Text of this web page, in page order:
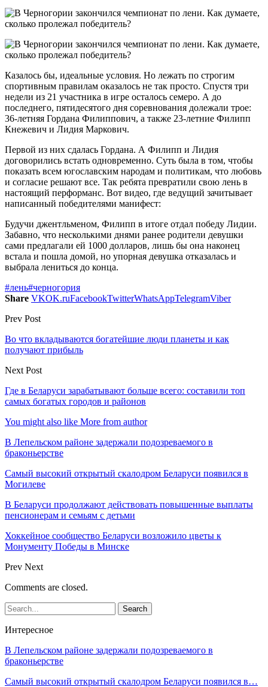
Казалось бы, идеальные условия. Но лежать по строгим
спортивным правилам оказалось не так просто. Спустя три
недели из 21 участника в игре осталось семеро. А до
последнего, пятидесятого дня соревнования долежали трое:
36-летняя Гордана Филиппович, а также 23-летние Филипп
Кнежевич и Лидия Маркович.
Первой из них сдалась Гордана. А Филипп и Лидия
договорились встать одновременно. Суть была в том, чтобы
показать всем югославским народам и политикам, что любовь
и согласие решают все. Так ребята превратили свою лень в
настоящий перформанс. Вот видео, где ведущий зачитывает
написанный победителями манифест:
Будучи джентльменом, Филипп в итоге отдал победу Лидии.
Забавно, что несколькими днями ранее родители девушки
сами предлагали ей 1000 долларов, лишь бы она наконец
встала и пошла домой, но упорная девушка отказалась и
выбрала лениться до конца.
#лень#черногория
Share VKOK.ruFacebookTwitterWhatsAppTelegramViber
Prev Post
Во что вкладываются богатейшие люди планеты и как
получают прибыль
Next Post
Где в Беларуси зарабатывают больше всего: составили топ
самых богатых городов и районов
You might also like More from author
В Лепельском районе задержали подозреваемого в
браконьерстве
Самый высокий открытый скалодром Беларуси появился в
Могилеве
В Беларуси продолжают действовать повышенные выплаты
пенсионерам и семьям с детьми
Хоккейное сообщество Беларуси возложило цветы к
Монументу Победы в Минске
Prev Next
Comments are closed.
Интересное
В Лепельском районе задержали подозреваемого в
браконьерстве
Самый высокий открытый скалодром Беларуси появился в…